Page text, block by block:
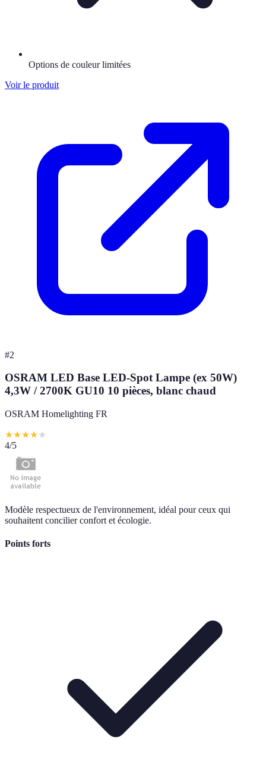
Options de couleur limitées
Voir le produit
#2
OSRAM LED Base LED-Spot Lampe (ex 50W)
4,3W / 2700K GU10 10 pièces, blanc chaud
OSRAM Homelighting FR
★★★★★
4/5
Modèle respectueux de l'environnement, idéal pour ceux qui
souhaitent concilier confort et écologie.
Points forts